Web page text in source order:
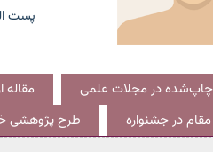
پست
چاپ‌شده در مجلات علمی مقاله
در جشنواره
طرح پژوهشی